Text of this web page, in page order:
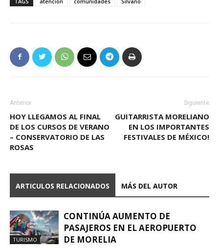
Anterior
HOY LLEGAMOS AL FINAL
DE LOS CURSOS DE VERANO
– CONSERVATORIO DE LAS
ROSAS
Siguiente
GUITARRISTA MORELIANO
EN LOS IMPORTANTES
FESTIVALES DE MÉXICO!
ARTICULOS RELACIONADOS MÁS DEL AUTOR
TURISMO
CONTINÚA AUMENTO DE
PASAJEROS EN EL AEROPUERTO
DE MORELIA